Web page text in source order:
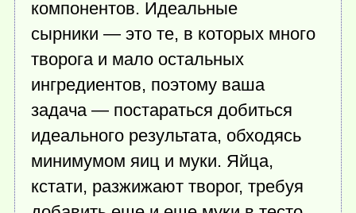
компонентов. Идеальные
сырники — это те, в которых много
творога и мало остальных
ингредиентов, поэтому ваша
задача — постараться добиться
идеального результата, обходясь
минимумом яиц и муки. Яйца,
кстати, разжижают творог, требуя